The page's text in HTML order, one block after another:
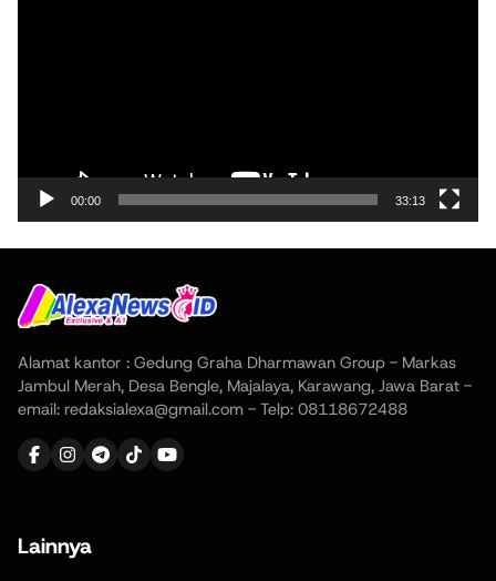
00:00 33:13
Alamat kantor : Gedung Graha Dharmawan Group - Markas
Jambul Merah, Desa Bengle, Majalaya, Karawang, Jawa Barat -
email: redaksialexa@gmail.com - Telp: 08118672488
Lainnya